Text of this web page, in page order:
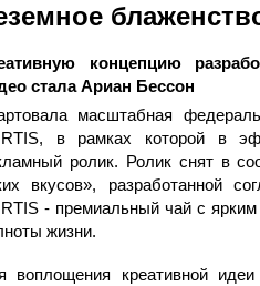
концепцию
стала Ариан Бессон
масштабная
в рамках которой в
ролик. Ролик снят в
вкусов», разработанной
- премиальный чай с
жизни.
воплощения креативной